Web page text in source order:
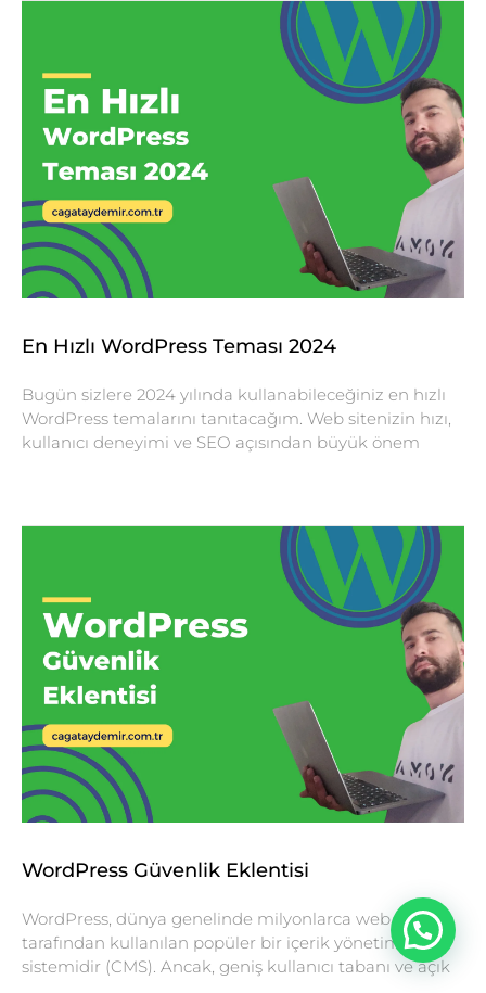
En Hızlı WordPress Teması 2024
Bugün sizlere 2024 yılında kullanabileceğiniz en hızlı
WordPress temalarını tanıtacağım. Web sitenizin hızı,
kullanıcı deneyimi ve SEO açısından büyük önem
WordPress Güvenlik Eklentisi
WordPress, dünya genelinde milyonlarca web sitesi
tarafından kullanılan popüler bir içerik yönetim
sistemidir (CMS). Ancak, geniş kullanıcı tabanı ve açık